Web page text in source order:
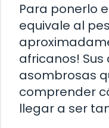
Para ponerlo
equivale al
africanos!
asombrosas
comprender
llegar a ser